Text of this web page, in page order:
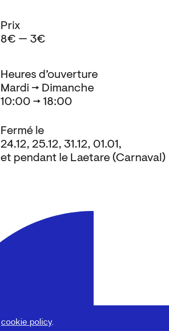
cookie policy.
Heures d’ouverture
Mardi → Dimanche
10:00 → 18:00
Fermé le
24.12, 25.12, 31.12, 01.01,
et pendant le Laetare (Carnaval)
Prix
8€ — 3€